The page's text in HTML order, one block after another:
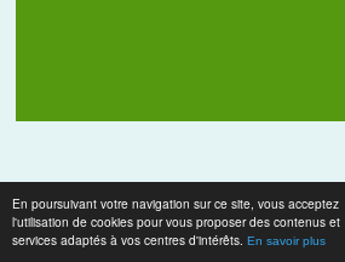
En poursuivant votre navigation sur ce site, vous acceptez
l'utilisation de cookies pour vous proposer des contenus et
services adaptés à vos centres d'intérêts. En savoir plus